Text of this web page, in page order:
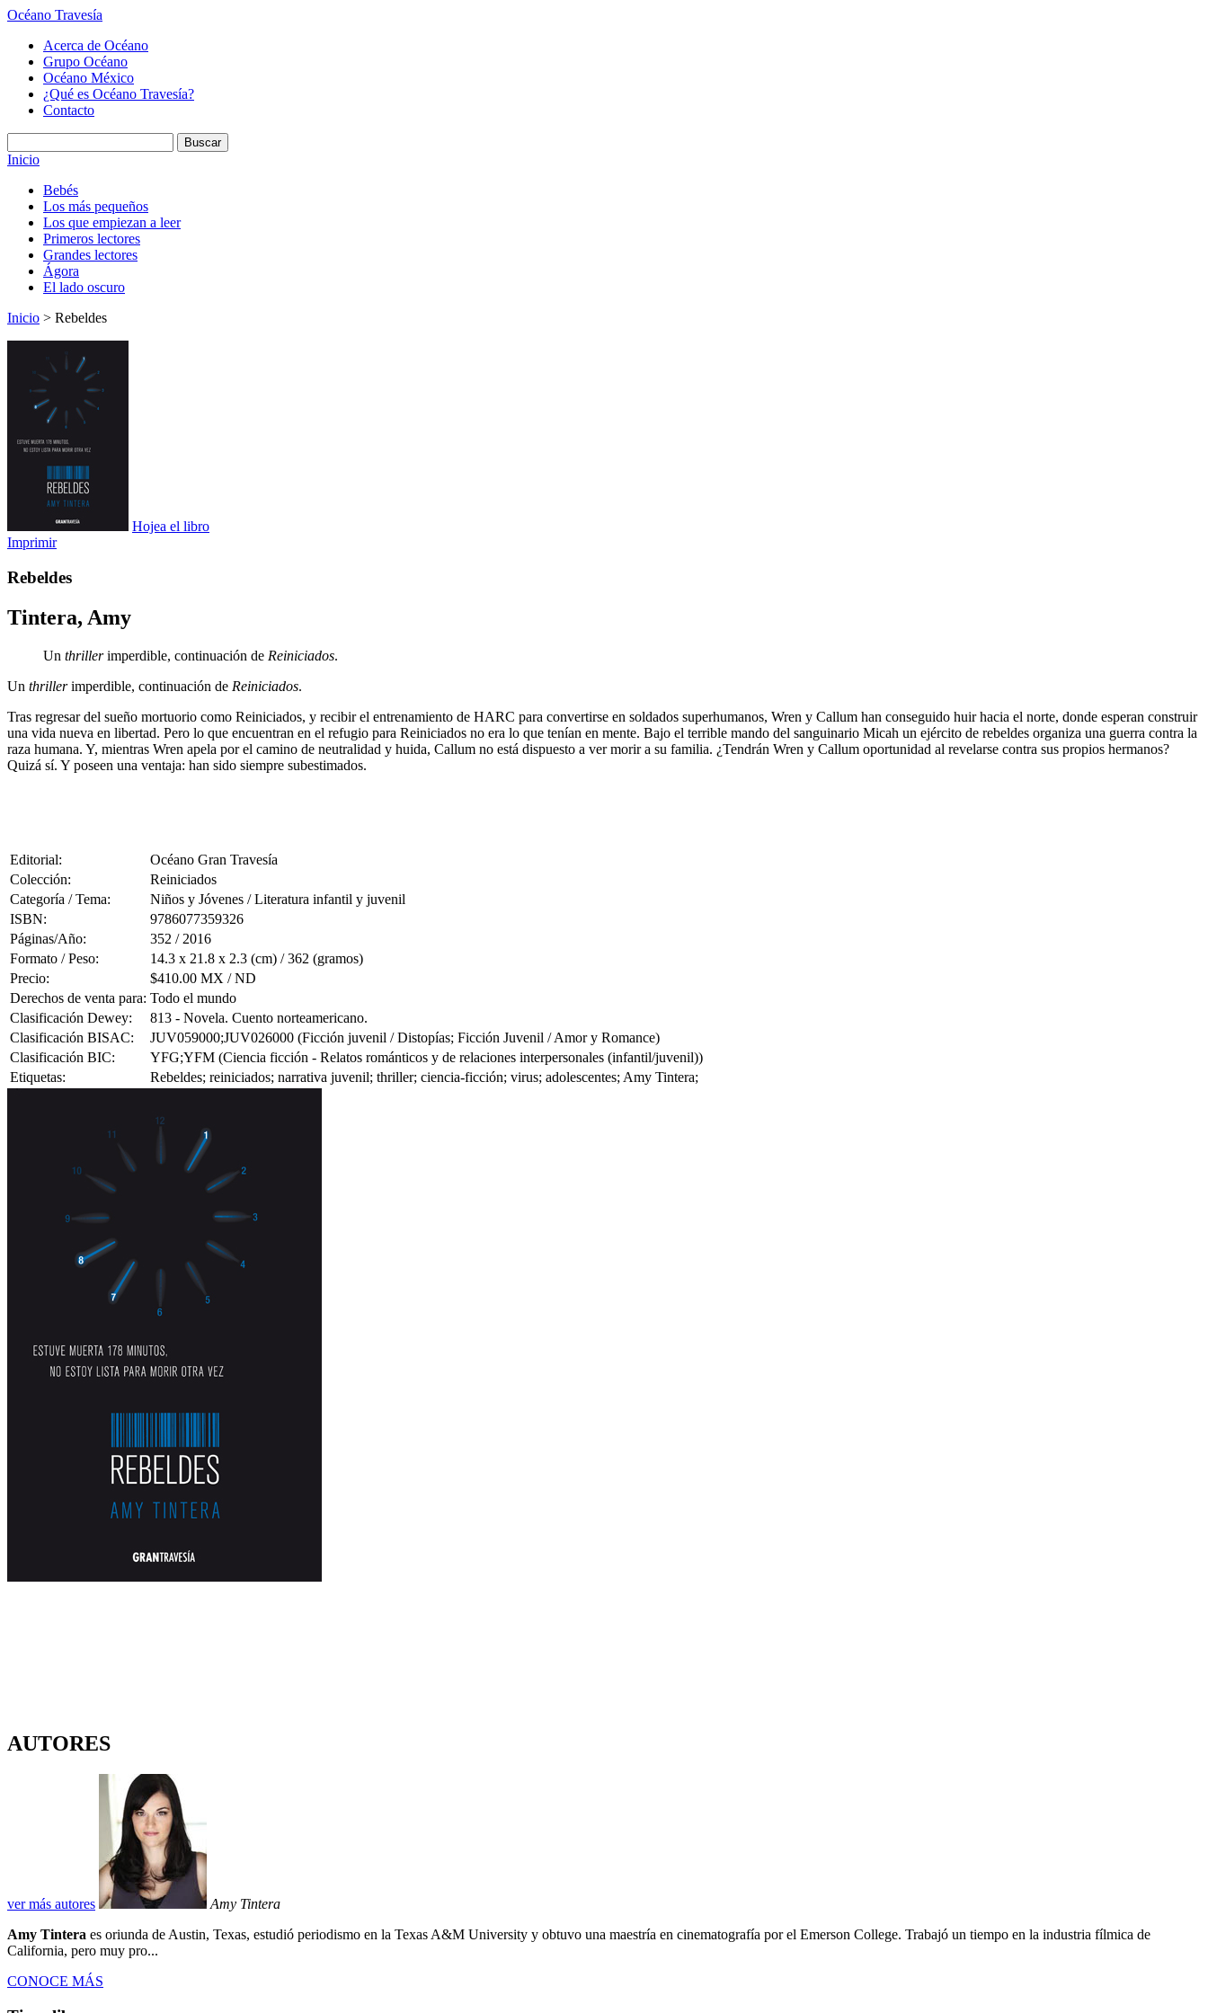
Océano Travesía
Acerca de Océano
Grupo Océano
Océano México
¿Qué es Océano Travesía?
Contacto
Inicio
Bebés
Los más pequeños
Los que empiezan a leer
Primeros lectores
Grandes lectores
Ágora
El lado oscuro
Inicio > Rebeldes
Hojea el libro
Imprimir
Rebeldes
Tintera, Amy
Un thrillerimperdible, continuación de Reiniciados.
Un thrillerimperdible, continuación de Reiniciados.
Tras regresar del sueño mortuorio como Reiniciados, y recibir el entrenamiento de HARC para convertirse en soldados superhumanos, Wren y Callum han conseguido huir hacia el norte, donde esperan construir
una vida nueva en libertad. Pero lo que encuentran en el refugio para Reiniciados no era lo que tenían en mente. Bajo el terrible mando del sanguinario Micah un ejército de rebeldes organiza una guerra contra la
raza humana. Y, mientras Wren apela por el camino de neutralidad y huida, Callum no está dispuesto a ver morir a su familia. ¿Tendrán Wren y Callum oportunidad al revelarse contra sus propios hermanos?
Quizá sí. Y poseen una ventaja: han sido siempre subestimados.
Editorial:
Océano Gran Travesía
Colección:
Reiniciados
Categoría / Tema:
Niños y Jóvenes / Literatura infantil y juvenil
ISBN:
9786077359326
Páginas/Año:
352 / 2016
Formato / Peso:
14.3 x 21.8 x 2.3 (cm) / 362 (gramos)
Precio:
$410.00 MX / ND
Derechos de venta para: Todo el mundo
Clasificación Dewey:
813 - Novela. Cuento norteamericano.
Clasificación BISAC:
JUV059000;JUV026000 (Ficción juvenil / Distopías; Ficción Juvenil / Amor y Romance)
Clasificación BIC:
YFG;YFM (Ciencia ficción - Relatos románticos y de relaciones interpersonales (infantil/juvenil))
Etiquetas:
Rebeldes; reiniciados; narrativa juvenil; thriller; ciencia-ficción; virus; adolescentes; Amy Tintera;
AUTORES
ver más autores
Amy Tintera
Amy Tintera es oriunda de Austin, Texas, estudió periodismo en la Texas A&M University y obtuvo una maestría en cinematografía por el Emerson College. Trabajó un tiempo en la industria fílmica de
California, pero muy pro...
CONOCE MÁS